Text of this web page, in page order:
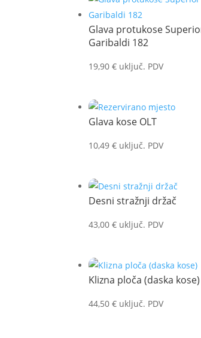
Glava protukose
Garibaldi 182
19,90€ uključ. PDV
Glava kose OLT
10,49€ uključ. PDV
Desni stražnji držač
43,00€ uključ. PDV
Klizna ploča (daska kose)
44,50€ uključ. PDV